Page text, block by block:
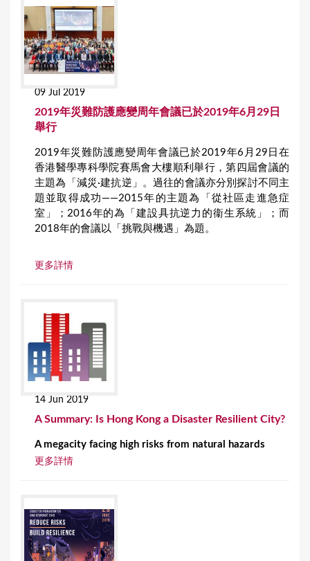
09 Jul 2019
2019年災難防護應變周年會議已於2019年6月29日
舉行
2019年災難防護應變周年會議已於2019年6月29日在
香港醫學專科學院賽馬會大樓順利舉行，第四屆會議的
主題為「減災·建抗逆」。過往的會議亦分別探討不同主
題並取得成功——2015年的主題為「從社區走進急症
室」；2016年的為「建設具抗逆力的衞生系統」；而
2018年的會議以「挑戰與機遇」為題。
更多詳情
14 Jun 2019
A Summary: Is Hong Kong a Disaster Resilient City?
A megacity facing high risks from natural hazards
更多詳情